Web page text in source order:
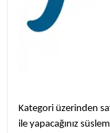
Kategori üzerinden
ile yapacağınız